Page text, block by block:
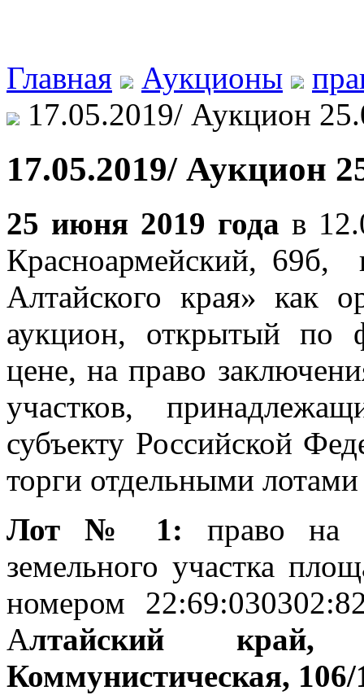
Главная Аукционы
17.05.2019/ Аукцион
17.05.2019/ Аукцион
25 июня 2019 года в
Красноармейский,
Алтайского края» как
аукцион, открытый по
цене, на право
участков,
субъекту Российской
торги отдельными
Лот № 1: право на
земельного участка
номером
Алтайский
Коммунистическая, 106/